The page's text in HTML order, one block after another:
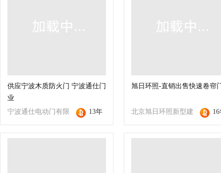
供应宁波木质防火门 宁波通仕门
业
宁波通仕电动门有限
公司
13年
旭日环照-直销出售快速卷帘
北京旭日环照新型建
材有限公司